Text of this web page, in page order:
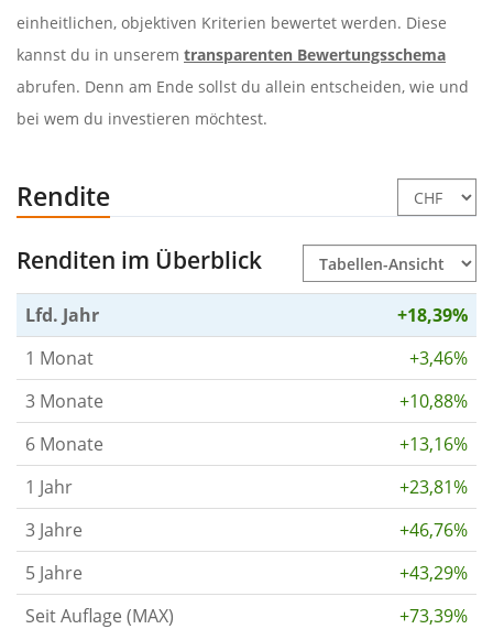
einheitlichen, objektiven Kriterien bewertet werden. Diese
kannst du in unserem transparenten Bewertungsschema
abrufen. Denn am Ende sollst du allein entscheiden, wie und
bei wem du investieren möchtest.
Rendite
Renditen im Überblick
Lfd. Jahr
+18,39%
1 Monat
+3,46%
3 Monate
+10,88%
6 Monate
+13,16%
1 Jahr
+23,81%
3 Jahre
+46,76%
5 Jahre
+43,29%
Seit Auflage (MAX)
+73,39%